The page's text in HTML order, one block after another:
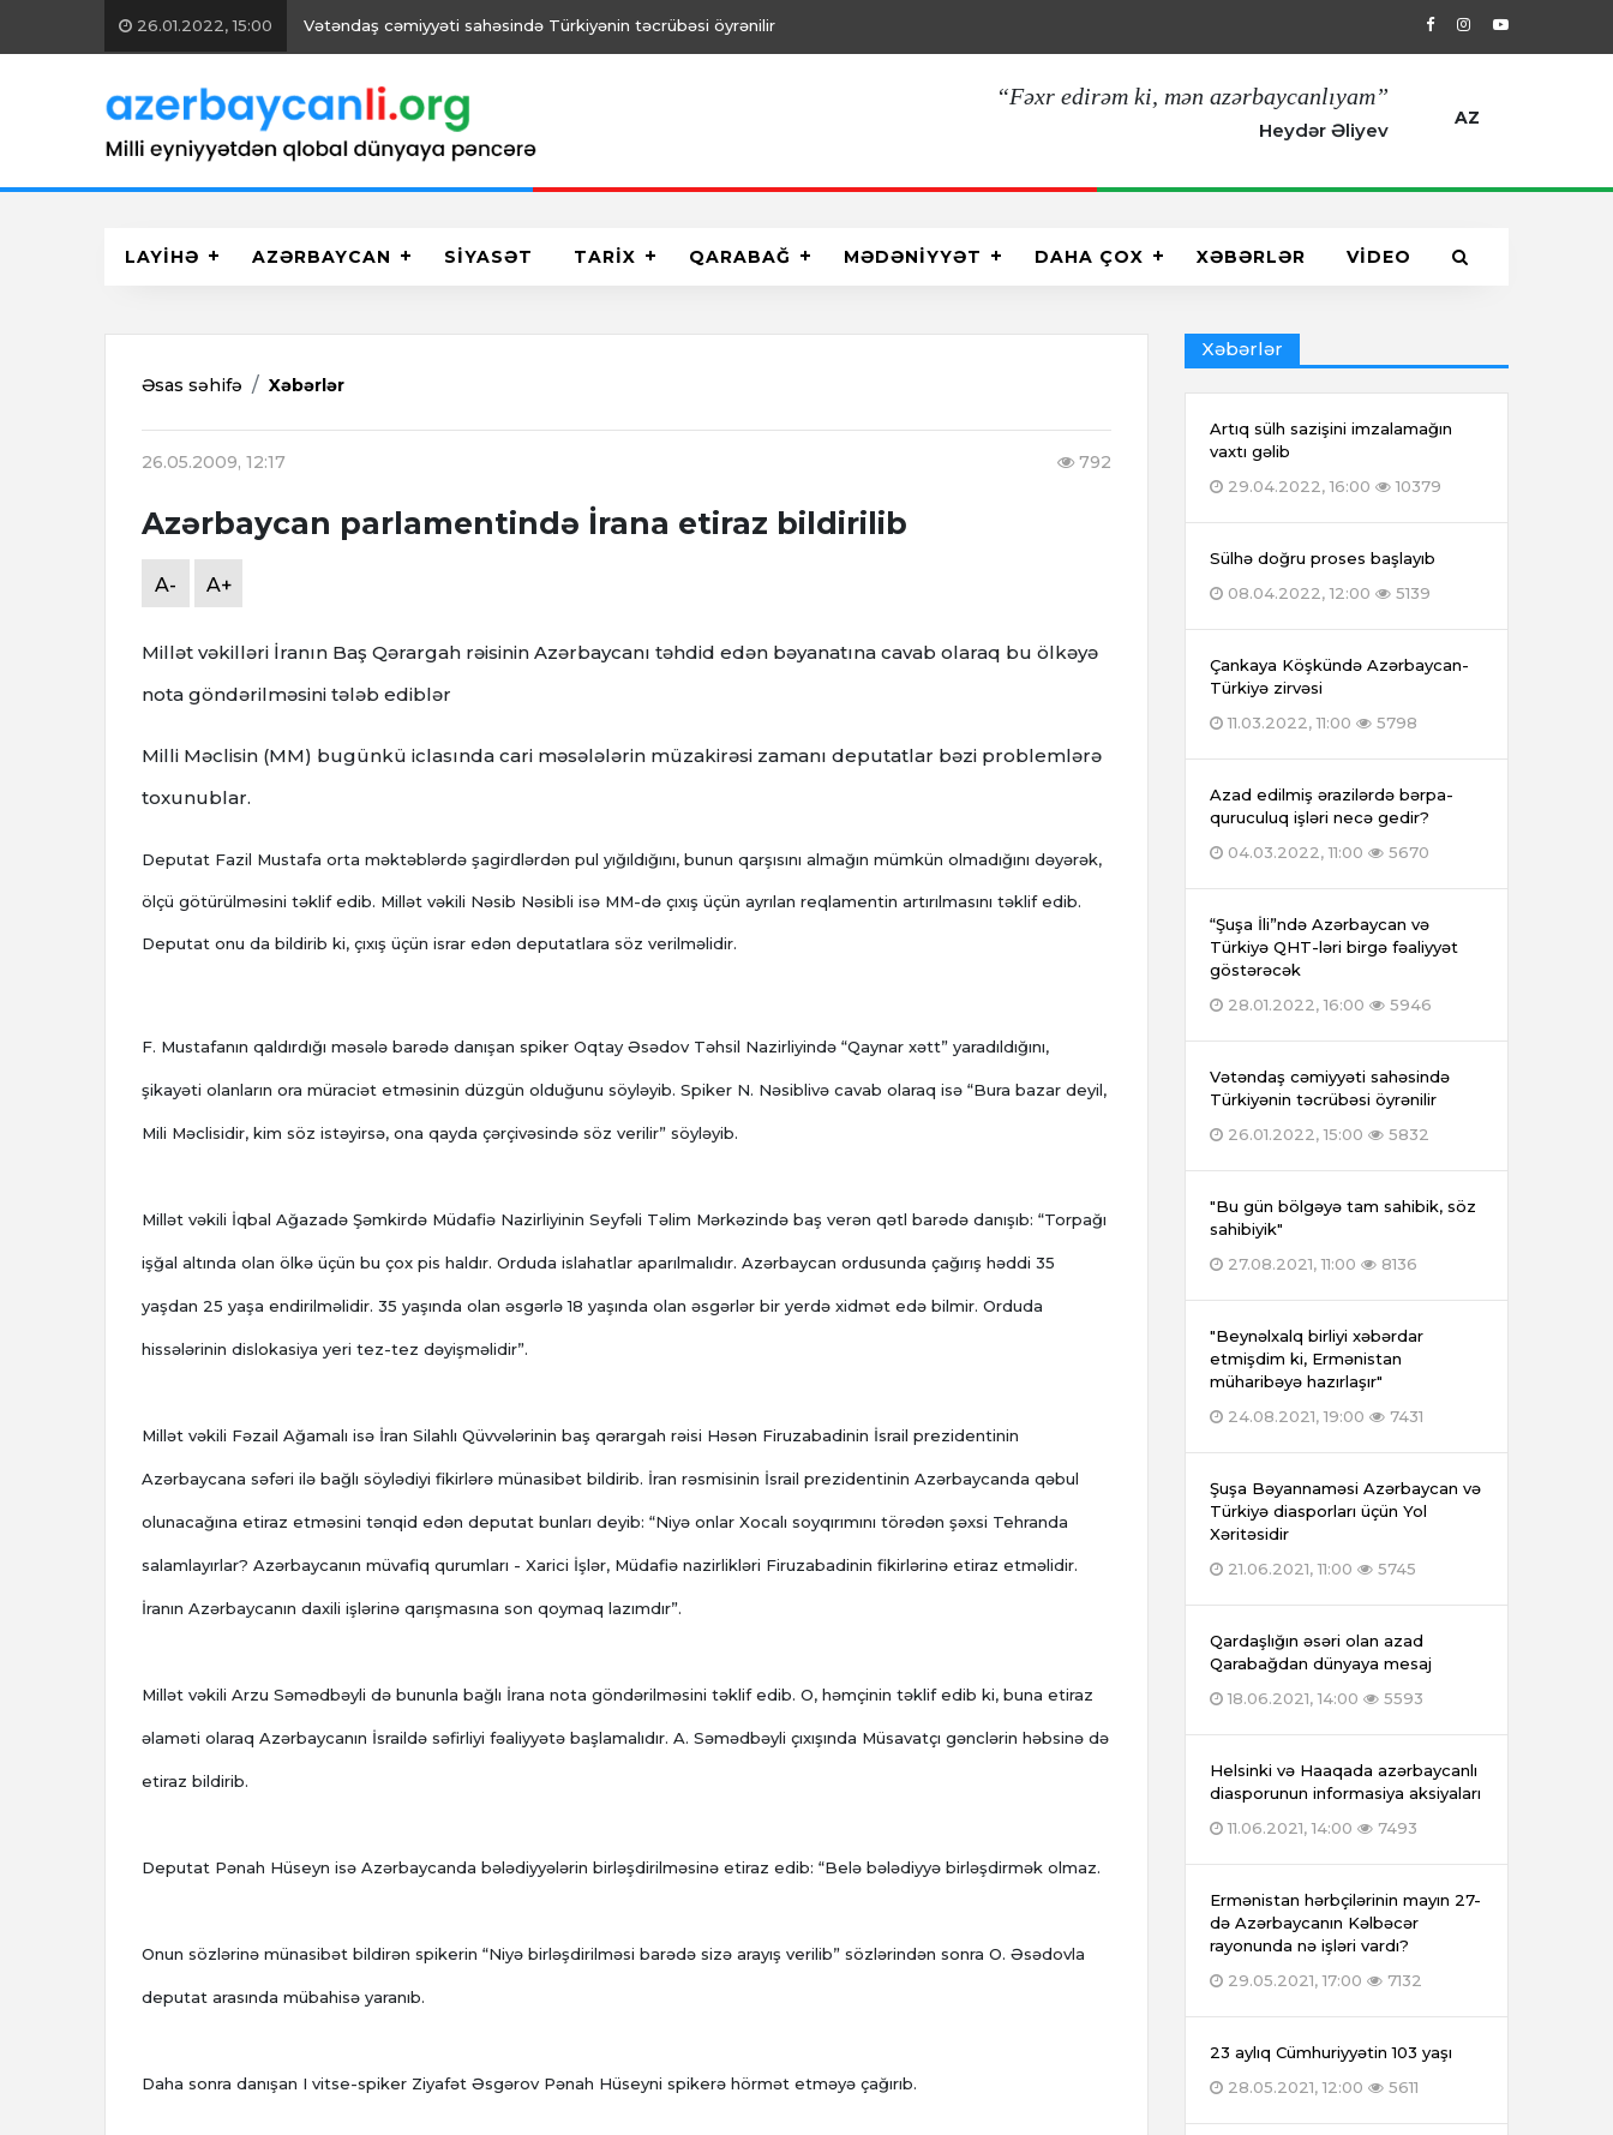
26.01.2022, 15:00 Vətəndaş cəmiyyəti sahəsində Türkiyənin təcrübəsi öyrənilir 29.04.2022, 16:00 Artıq sülh
“Fəxr edirəm ki, mən azərbaycanlıyam”
Heydər Əliyev
AZ
LAYİHƏ AZƏRBAYCAN SİYASƏT TARİX QARABAĞ MƏDƏNİYYƏT DAHA ÇOX XƏBƏRLƏR VİDEO
Əsas səhifə Xəbərlər
26.05.2009, 12:17 792
Azərbaycan parlamentində İrana etiraz bildirilib
A- A+
Millət vəkilləri İranın Baş Qərargah rəisinin Azərbaycanı təhdid edən bəyanatına cavab olaraq bu ölkəyə
nota göndərilməsini tələb ediblər
Milli Məclisin (MM) bugünkü iclasında cari məsələlərin müzakirəsi zamanı deputatlar bəzi problemlərə
toxunublar.
Deputat Fazil Mustafa orta məktəblərdə şagirdlərdən pul yığıldığını, bunun qarşısını almağın mümkün olmadığını dəyərək,
ölçü götürülməsini təklif edib. Millət vəkili Nəsib Nəsibli isə MM-də çıxış üçün ayrılan reqlamentin artırılmasını təklif edib.
Deputat onu da bildirib ki, çıxış üçün israr edən deputatlara söz verilməlidir.
F. Mustafanın qaldırdığı məsələ barədə danışan spiker Oqtay Əsədov Təhsil Nazirliyində “Qaynar xətt” yaradıldığını,
şikayəti olanların ora müraciət etməsinin düzgün olduğunu söyləyib. Spiker N. Nəsiblivə cavab olaraq isə “Bura bazar deyil,
Mili Məclisidir, kim söz istəyirsə, ona qayda çərçivəsində söz verilir” söyləyib.
Millət vəkili İqbal Ağazadə Şəmkirdə Müdafiə Nazirliyinin Seyfəli Təlim Mərkəzində baş verən qətl barədə danışıb: “Torpağı
işğal altında olan ölkə üçün bu çox pis haldır. Orduda islahatlar aparılmalıdır. Azərbaycan ordusunda çağırış həddi 35
yaşdan 25 yaşa endirilməlidir. 35 yaşında olan əsgərlə 18 yaşında olan əsgərlər bir yerdə xidmət edə bilmir. Orduda
hissələrinin dislokasiya yeri tez-tez dəyişməlidir”.
Millət vəkili Fəzail Ağamalı isə İran Silahlı Qüvvələrinin baş qərargah rəisi Həsən Firuzabadinin İsrail prezidentinin
Azərbaycana səfəri ilə bağlı söylədiyi fikirlərə münasibət bildirib. İran rəsmisinin İsrail prezidentinin Azərbaycanda qəbul
olunacağına etiraz etməsini tənqid edən deputat bunları deyib: “Niyə onlar Xocalı soyqırımını törədən şəxsi Tehranda
salamlayırlar? Azərbaycanın müvafiq qurumları - Xarici İşlər, Müdafiə nazirlikləri Firuzabadinin fikirlərinə etiraz etməlidir.
İranın Azərbaycanın daxili işlərinə qarışmasına son qoymaq lazımdır”.
Millət vəkili Arzu Səmədbəyli də bununla bağlı İrana nota göndərilməsini təklif edib. O, həmçinin təklif edib ki, buna etiraz
əlaməti olaraq Azərbaycanın İsraildə səfirliyi fəaliyyətə başlamalıdır. A. Səmədbəyli çıxışında Müsavatçı gənclərin həbsinə də
etiraz bildirib.
Deputat Pənah Hüseyn isə Azərbaycanda bələdiyyələrin birləşdirilməsinə etiraz edib: “Belə bələdiyyə birləşdirmək olmaz.
Onun sözlərinə münasibət bildirən spikerin “Niyə birləşdirilməsi barədə sizə arayış verilib” sözlərindən sonra O. Əsədovla
deputat arasında mübahisə yaranıb.
Daha sonra danışan I vitse-spiker Ziyafət Əsgərov Pənah Hüseyni spikerə hörmət etməyə çağırıb.
Xəbərlər
Artıq sülh sazişini imzalamağın
vaxtı gəlib
29.04.2022, 16:00
10379
Sülhə doğru proses başlayıb
08.04.2022, 12:00
5139
Çankaya Köşkündə Azərbaycan-
Türkiyə zirvəsi
11.03.2022, 11:00
5798
Azad edilmiş ərazilərdə bərpa-
quruculuq işləri necə gedir?
04.03.2022, 11:00
5670
“Şuşa İli”ndə Azərbaycan və
Türkiyə QHT-ləri birgə fəaliyyət
göstərəcək
28.01.2022, 16:00
5946
Vətəndaş cəmiyyəti sahəsində
Türkiyənin təcrübəsi öyrənilir
26.01.2022, 15:00
5832
"Bu gün bölgəyə tam sahibik, söz
sahibiyik"
27.08.2021, 11:00
8136
"Beynəlxalq birliyi xəbərdar
etmişdim ki, Ermənistan
müharibəyə hazırlaşır"
24.08.2021, 19:00
7431
Şuşa Bəyannaməsi Azərbaycan və
Türkiyə diasporları üçün Yol
Xəritəsidir
21.06.2021, 11:00
5745
Qardaşlığın əsəri olan azad
Qarabağdan dünyaya mesaj
18.06.2021, 14:00
5593
Helsinki və Haaqada azərbaycanlı
diasporunun informasiya aksiyaları
11.06.2021, 14:00
7493
Ermənistan hərbçilərinin mayın 27-
də Azərbaycanın Kəlbəcər
rayonunda nə işləri vardı?
29.05.2021, 17:00
7132
23 aylıq Cümhuriyyətin 103 yaşı
28.05.2021, 12:00
5611